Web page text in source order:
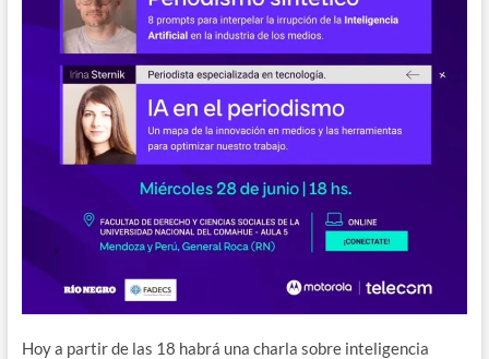
Hoy a partir de las 18 habrá una charla sobre inteligencia